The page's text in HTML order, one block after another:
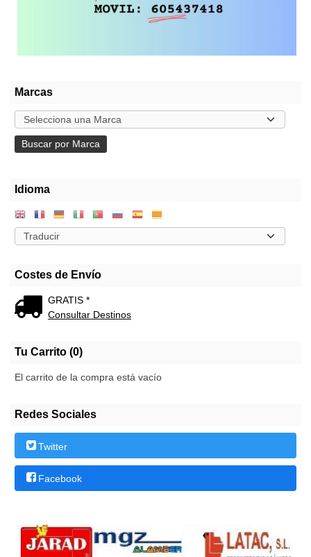
Marcas
Idioma
Costes de Envío
GRATIS *
Consultar Destinos
Tu Carrito (0)
El carrito de la compra está vacío
Redes Sociales
Twitter
Facebook